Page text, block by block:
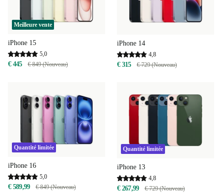
Meilleure vente
iPhone 15
5,0
€ 445 € 849 (Nouveau)
iPhone 14
4,8
€ 315 € 729 (Nouveau)
Quantité limitée
iPhone 16
5,0
€ 589,99 € 849 (Nouveau)
Quantité limitée
iPhone 13
4,8
€ 267,99 € 729 (Nouveau)